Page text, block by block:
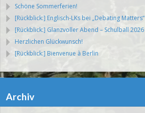
Schöne Sommerferien!
[Rückblick:] Englisch-LKs bei „Debating Matters“
[Rückblick:] Glanzvoller Abend – Schulball 2026
Herzlichen Glückwunsch!
[Rückblick:] Bienvenue à Berlin
Archiv